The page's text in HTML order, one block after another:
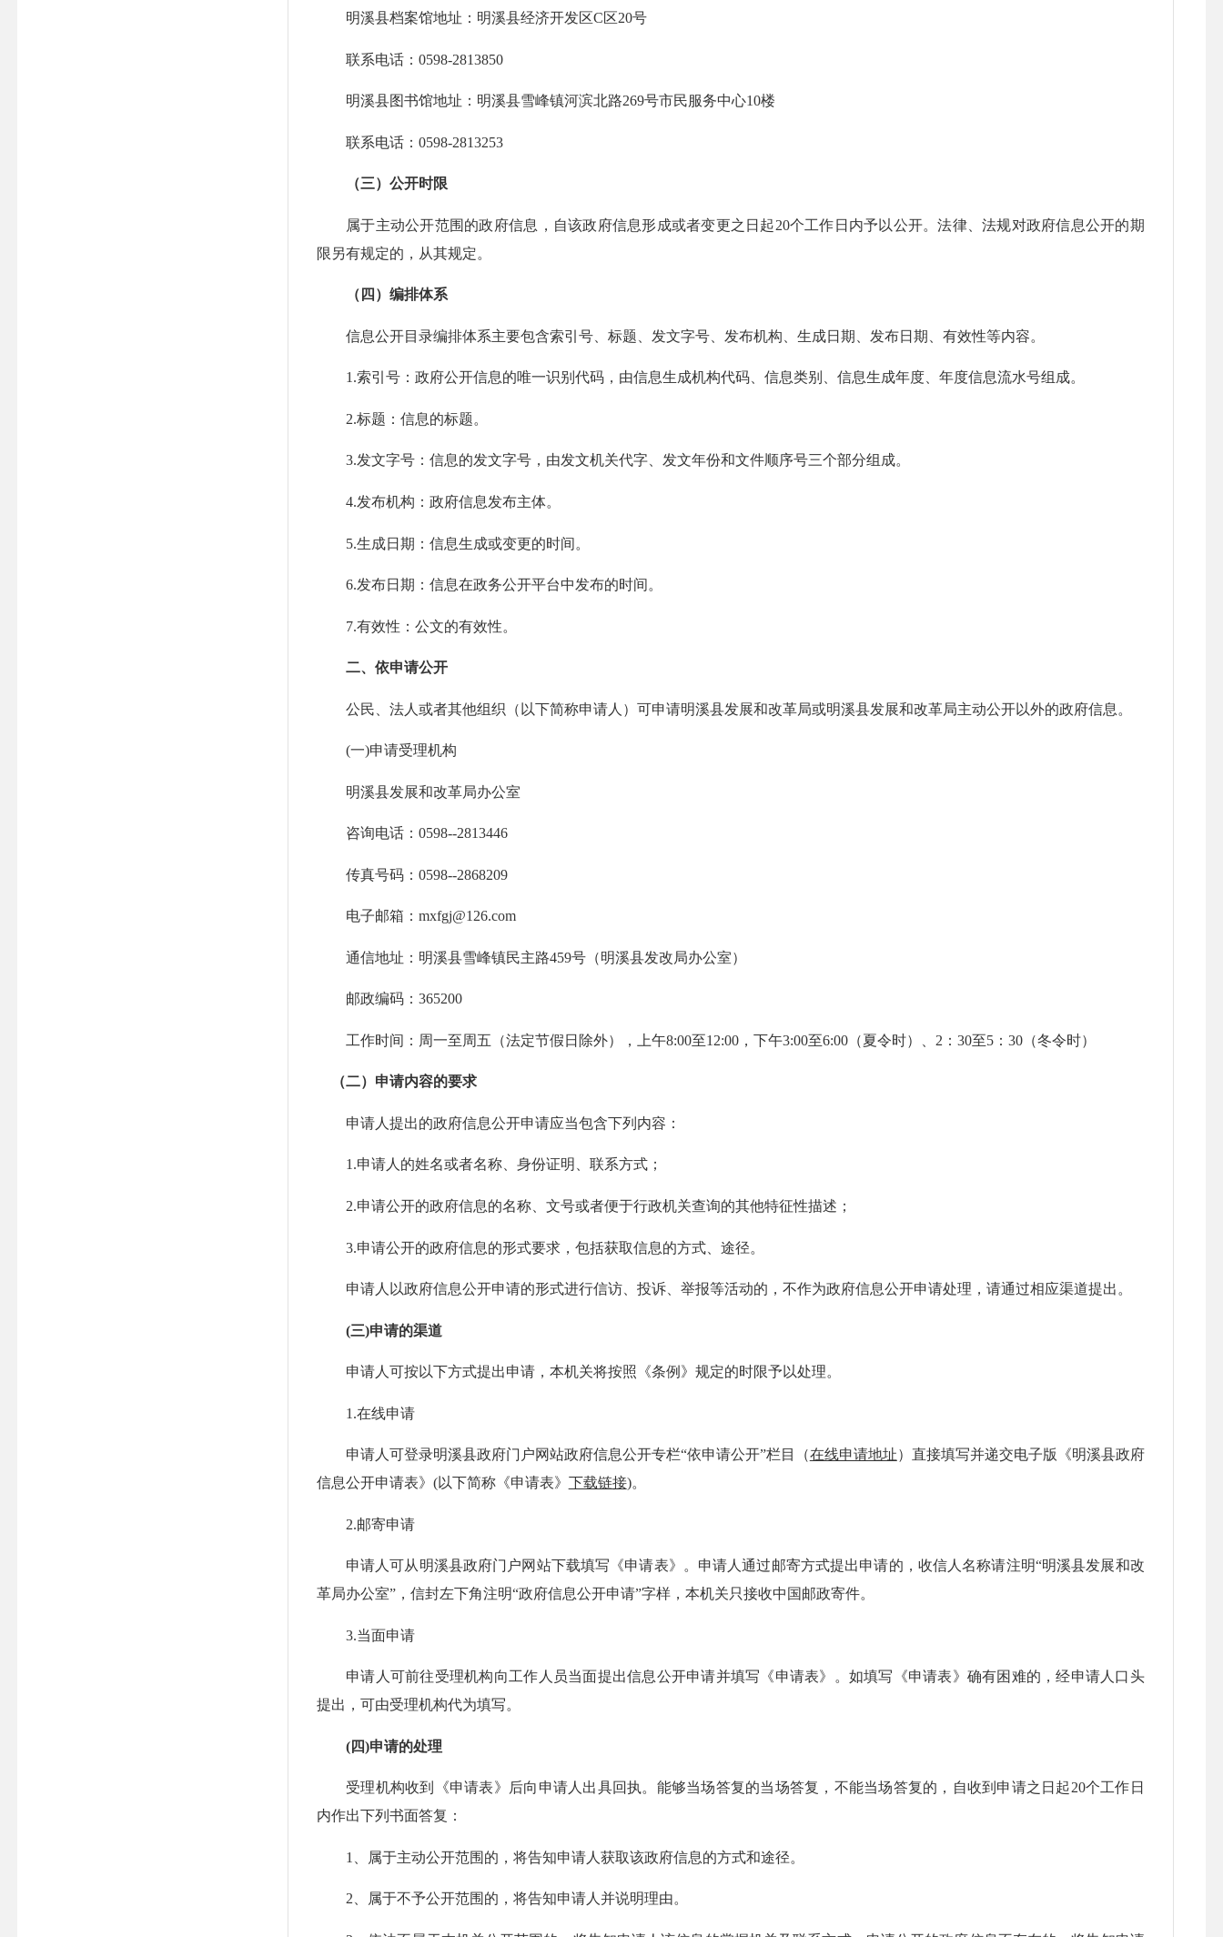
明溪县档案馆地址：明溪县经济开发区C区20号
联系电话：0598-2813850
明溪县图书馆地址：明溪县雪峰镇河滨北路269号市民服务中心10楼
联系电话：0598-2813253
（三）公开时限
属于主动公开范围的政府信息，自该政府信息形成或者变更之日起20个工作日内予以公开。法律、法规对政府信息公开的期
限另有规定的，从其规定。
（四）编排体系
信息公开目录编排体系主要包含索引号、标题、发文字号、发布机构、生成日期、发布日期、有效性等内容。
1.索引号：政府公开信息的唯一识别代码，由信息生成机构代码、信息类别、信息生成年度、年度信息流水号组成。
2.标题：信息的标题。
3.发文字号：信息的发文字号，由发文机关代字、发文年份和文件顺序号三个部分组成。
4.发布机构：政府信息发布主体。
5.生成日期：信息生成或变更的时间。
6.发布日期：信息在政务公开平台中发布的时间。
7.有效性：公文的有效性。
二、依申请公开
公民、法人或者其他组织（以下简称申请人）可申请明溪县发展和改革局或明溪县发展和改革局主动公开以外的政府信息。
(一)申请受理机构
明溪县发展和改革局办公室
咨询电话：0598--2813446
传真号码：0598--2868209
电子邮箱：mxfgj@126.com
通信地址：明溪县雪峰镇民主路459号（明溪县发改局办公室）
邮政编码：365200
工作时间：周一至周五（法定节假日除外），上午8:00至12:00，下午3:00至6:00（夏令时）、2：30至5：30（冬令时）
（二）申请内容的要求
申请人提出的政府信息公开申请应当包含下列内容：
1.申请人的姓名或者名称、身份证明、联系方式；
2.申请公开的政府信息的名称、文号或者便于行政机关查询的其他特征性描述；
3.申请公开的政府信息的形式要求，包括获取信息的方式、途径。
申请人以政府信息公开申请的形式进行信访、投诉、举报等活动的，不作为政府信息公开申请处理，请通过相应渠道提出。
(三)申请的渠道
申请人可按以下方式提出申请，本机关将按照《条例》规定的时限予以处理。
1.在线申请
申请人可登录明溪县政府门户网站政府信息公开专栏“依申请公开”栏目（在线申请地址）直接填写并递交电子版《明溪县政府
信息公开申请表》(以下简称《申请表》 下载链接)。
2.邮寄申请
申请人可从明溪县政府门户网站下载填写《申请表》。申请人通过邮寄方式提出申请的，收信人名称请注明“明溪县发展和改
革局办公室”，信封左下角注明“政府信息公开申请”字样，本机关只接收中国邮政寄件。
3.当面申请
申请人可前往受理机构向工作人员当面提出信息公开申请并填写《申请表》。如填写《申请表》确有困难的，经申请人口头
提出，可由受理机构代为填写。
(四)申请的处理
受理机构收到《申请表》后向申请人出具回执。能够当场答复的当场答复，不能当场答复的，自收到申请之日起20个工作日
内作出下列书面答复：
1、属于主动公开范围的，将告知申请人获取该政府信息的方式和途径。
2、属于不予公开范围的，将告知申请人并说明理由。